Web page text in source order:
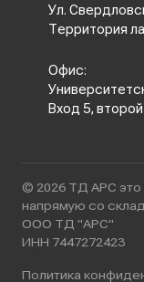
Ул.
Территория
Офис:
Вход 5,
© 2026 ТД АРС
напрямую со
ООО ТД "АРС"
ИНН 7447272423
Политика